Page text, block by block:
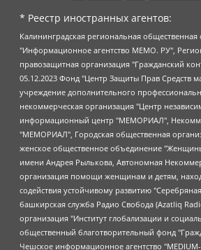
* Реестр иностранных агентов:
Калининградская региональная общественная организация "Экозащита!-Женсовет", Фонд содействия защите прав и свобод граждан "Общественный вердикт", Фонд "Институт Развития Свободы Информации", Частное учреждение "Информационное агентство МЕМО. РУ", Региональная общественная организация "Общественная комиссия по сохранению наследия академика Сахарова", Фонд поддержки свободы прессы, Санкт-Петербургская общественная правозащитная организация "Гражданский контроль", Межрегиональная общественная организация "Информационно-просветительский центр "Мемориал", Региональный Фонд "Центр Защиты Прав Средств Массовой Информации", с 05.12.2023 Фонд "Центр Защиты Прав Средств массовой информации", Региональная общественная благотворительная организация помощи беженцам и мигрантам "Гражданское содействие", Негосударственное образовательное учреждение дополнительного профессионального образования (повышение квалификации) специалистов "АКАДЕМИЯ ПО ПРАВАМ ЧЕЛОВЕКА", Свердловская региональная общественная организация "Сутяжник", Автономная некоммерческая организация "Центр независимых социологических исследований", Союз общественных объединений "Российский исследовательский центр по правам человека", Региональное общественное учреждение научно-информационный центр "МЕМОРИАЛ", Некоммерческая организация "Фонд защиты гласности", Автономная некоммерческая организация "Институт прав человека", Городская общественная организация "Екатеринбургское общество "МЕМОРИАЛ", Городская общественная организация "Рязанское историко-просветительское и правозащитное общество "Мемориал" (Рязанский Мемориал), Челябинский региональный орган общественной самодеятельности – женское общественное объединение "Женщины Евразии", Челябинский региональный орган общественной самодеятельности "Уральская правозащитная группа", Фонд содействия защите здоровья и социальной справедливости имени Андрея Рылькова, Автономная Некоммерческая Организация "Аналитический Центр Юрия Левады", Автономная